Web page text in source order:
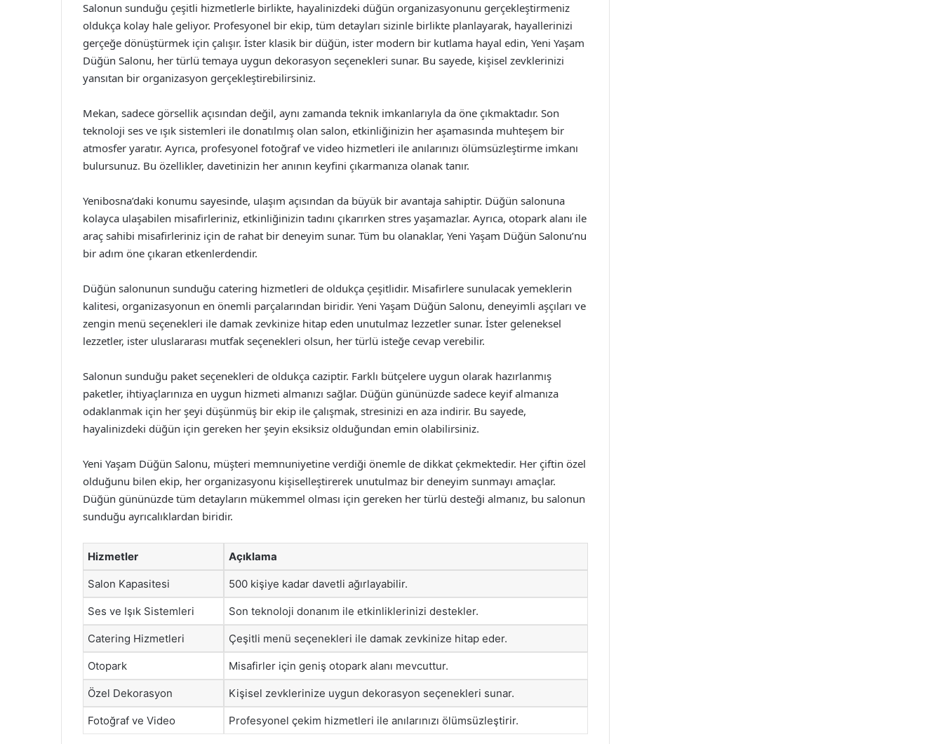
Salonun sunduğu çeşitli hizmetlerle birlikte, hayalinizdeki düğün organizasyonunu gerçekleştirmeniz
oldukça kolay hale geliyor. Profesyonel bir ekip, tüm detayları sizinle birlikte planlayarak, hayallerinizi
gerçeğe dönüştürmek için çalışır. İster klasik bir düğün, ister modern bir kutlama hayal edin, Yeni Yaşam
Düğün Salonu, her türlü temaya uygun dekorasyon seçenekleri sunar. Bu sayede, kişisel zevklerinizi
yansıtan bir organizasyon gerçekleştirebilirsiniz.
Mekan, sadece görsellik açısından değil, aynı zamanda teknik imkanlarıyla da öne çıkmaktadır. Son
teknoloji ses ve ışık sistemleri ile donatılmış olan salon, etkinliğinizin her aşamasında muhteşem bir
atmosfer yaratır. Ayrıca, profesyonel fotoğraf ve video hizmetleri ile anılarınızı ölümsüzleştirme imkanı
bulursunuz. Bu özellikler, davetinizin her anının keyfini çıkarmanıza olanak tanır.
Yenibosna’daki konumu sayesinde, ulaşım açısından da büyük bir avantaja sahiptir. Düğün salonuna
kolayca ulaşabilen misafirleriniz, etkinliğinizin tadını çıkarırken stres yaşamazlar. Ayrıca, otopark alanı ile
araç sahibi misafirleriniz için de rahat bir deneyim sunar. Tüm bu olanaklar, Yeni Yaşam Düğün Salonu’nu
bir adım öne çıkaran etkenlerdendir.
Düğün salonunun sunduğu catering hizmetleri de oldukça çeşitlidir. Misafirlere sunulacak yemeklerin
kalitesi, organizasyonun en önemli parçalarından biridir. Yeni Yaşam Düğün Salonu, deneyimli aşçıları ve
zengin menü seçenekleri ile damak zevkinize hitap eden unutulmaz lezzetler sunar. İster geleneksel
lezzetler, ister uluslararası mutfak seçenekleri olsun, her türlü isteğe cevap verebilir.
Salonun sunduğu paket seçenekleri de oldukça caziptir. Farklı bütçelere uygun olarak hazırlanmış
paketler, ihtiyaçlarınıza en uygun hizmeti almanızı sağlar. Düğün gününüzde sadece keyif almanıza
odaklanmak için her şeyi düşünmüş bir ekip ile çalışmak, stresinizi en aza indirir. Bu sayede,
hayalinizdeki düğün için gereken her şeyin eksiksiz olduğundan emin olabilirsiniz.
Yeni Yaşam Düğün Salonu, müşteri memnuniyetine verdiği önemle de dikkat çekmektedir. Her çiftin özel
olduğunu bilen ekip, her organizasyonu kişiselleştirerek unutulmaz bir deneyim sunmayı amaçlar.
Düğün gününüzde tüm detayların mükemmel olması için gereken her türlü desteği almanız, bu salonun
sunduğu ayrıcalıklardan biridir.
Hizmetler Açıklama
Salon Kapasitesi 500 kişiye kadar davetli ağırlayabilir.
Ses ve Işık Sistemleri Son teknoloji donanım ile etkinliklerinizi destekler.
Catering Hizmetleri Çeşitli menü seçenekleri ile damak zevkinize hitap eder.
Otopark Misafirler için geniş otopark alanı mevcuttur.
Özel Dekorasyon Kişisel zevklerinize uygun dekorasyon seçenekleri sunar.
Fotoğraf ve Video Profesyonel çekim hizmetleri ile anılarınızı ölümsüzleştirir.